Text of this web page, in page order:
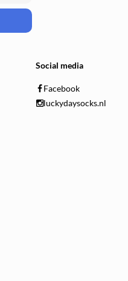
Social media
Facebook
luckydaysocks.nl